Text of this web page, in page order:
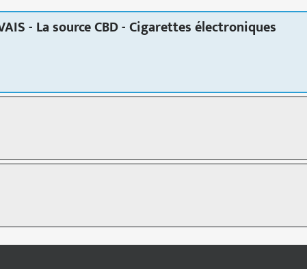
- La source CBD - Cigarettes électroniques